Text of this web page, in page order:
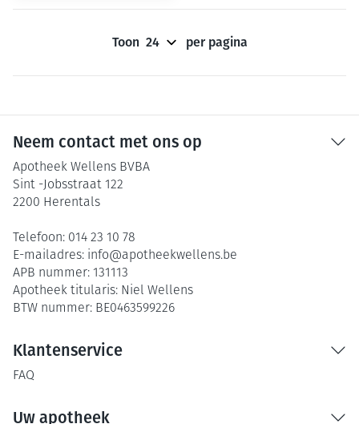
Toon per pagina
Neem contact met ons op
Apotheek Wellens BVBA
Sint -Jobsstraat 122
2200 Herentals
Telefoon: 014 23 10 78
E-mailadres: info@apotheekwellens.be
APB nummer: 131113
Apotheek titularis: Niel Wellens
BTW nummer: BE0463599226
Klantenservice
FAQ
Uw apotheek